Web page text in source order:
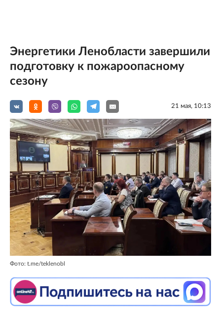
Энергетики Ленобласти завершили
подготовку к пожароопасному
сезону
21 мая, 10:13
Фото: t.me/teklenobl